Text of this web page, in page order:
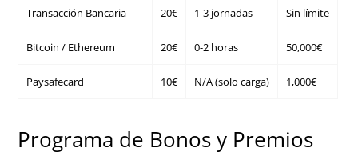
Transacción Bancaria 20€ 1-3 jornadas Sin límite
Bitcoin / Ethereum 20€ 0-2 horas 50,000€
Paysafecard 10€ N/A (solo carga) 1,000€
Programa de Bonos y Premios